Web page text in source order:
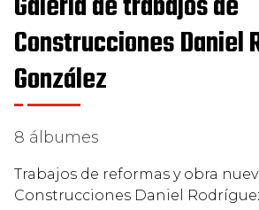
Construcciones Daniel
González
8 álbumes
Trabajos de reformas y obra
Construcciones Daniel